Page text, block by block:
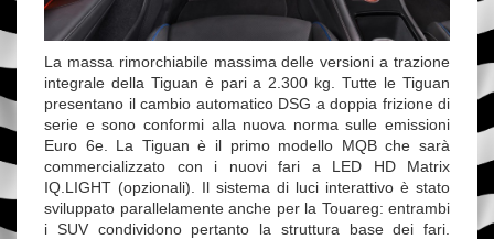
La massa rimorchiabile massima delle versioni a trazione
integrale della Tiguan è pari a 2.300 kg. Tutte le Tiguan
presentano il cambio automatico DSG a doppia frizione di
serie e sono conformi alla nuova norma sulle emissioni
Euro 6e. La Tiguan è il primo modello MQB che sarà
commercializzato con i nuovi fari a LED HD Matrix
IQ.LIGHT (opzionali). Il sistema di luci interattivo è stato
sviluppato parallelamente anche per la Touareg: entrambi
i SUV condividono pertanto la struttura base dei fari.